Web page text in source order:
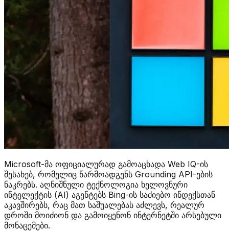
Microsoft-მა ოფიციალურად გამოაცხადა Web IQ-ის
შესახებ, რომელიც წარმოადგენს Grounding API-ების
ნაკრებს. აღნიშნული ტექნოლოგია ხელოვნური
ინტელექტის (AI) აგენტებს Bing-ის საძიებო ინდექსთან
აკავშირებს, რაც მათ საშუალებას აძლევს, რეალურ
დროში მოიძიონ და გამოიყენონ ინტერნეტში არსებული
მონაცემები.